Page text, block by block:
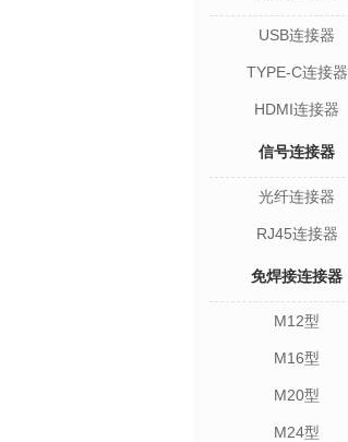
USB连接器
TYPE-C连接器
HDMI连接器
信号连接器
光纤连接器
RJ45连接器
免焊接连接器
M12型
M16型
M20型
M24型